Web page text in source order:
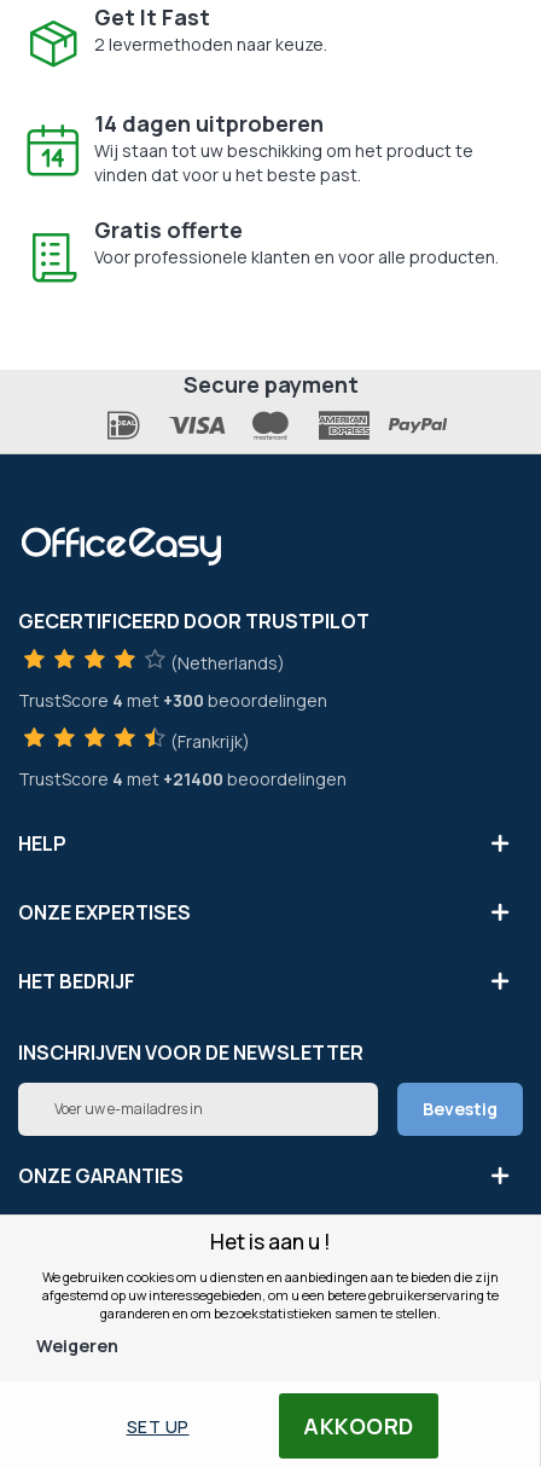
AKKOORD
SET UP
Het is aan u !
We gebruiken cookies om u diensten en aanbiedingen aan te bieden die zijn
afgestemd op uw interessegebieden, om u een betere gebruikerservaring te
garanderen en om bezoekstatistieken samen te stellen.
Weigeren
Get It Fast
2 levermethoden naar keuze.
14 dagen uitproberen
Wij staan tot uw beschikking om het product te
vinden dat voor u het beste past.
Gratis offerte
Voor professionele klanten en voor alle producten.
Secure payment
GECERTIFICEERD DOOR TRUSTPILOT
(Netherlands)
TrustScore 4 met +300 beoordelingen
(Frankrijk)
TrustScore 4 met +21400 beoordelingen
HELP
ONZE EXPERTISES
HET BEDRIJF
INSCHRIJVEN VOOR DE NEWSLETTER
Abonneer
op
onze
nieuwsbrief
Bevestig
ONZE GARANTIES
ONZE WEBSITES
© Copyright OfficeEasy 2026